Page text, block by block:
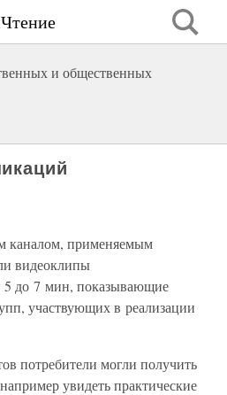
и общественных
каналом, применяемым
видеоклипы
5 до 7 мин, показывающие
участвующих в реализации
потребители могли получить
увидеть практические